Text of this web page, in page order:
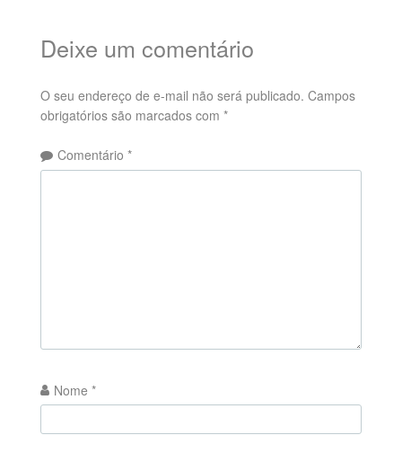
Deixe um comentário
O seu endereço de e-mail não será publicado. Campos
obrigatórios são marcados com *
Comentário *
Nome *